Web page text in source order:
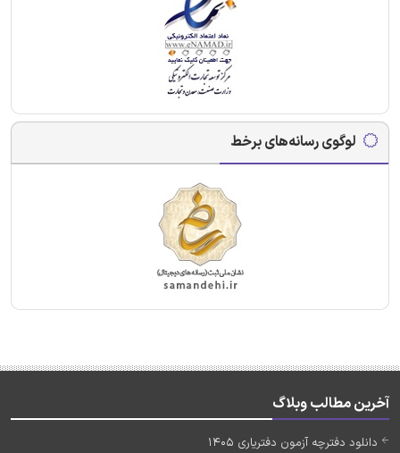
لوگوی رسانه‌های برخط
آخرین مطالب وبلاگ
دانلود دفترچه آزمون دفتریاری 1405